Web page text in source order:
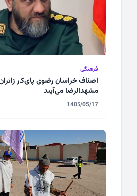
فرهنگی
اصناف خراسان رضوی پای‌کار
مشهدالرضا می‌آیند
1405/05/17